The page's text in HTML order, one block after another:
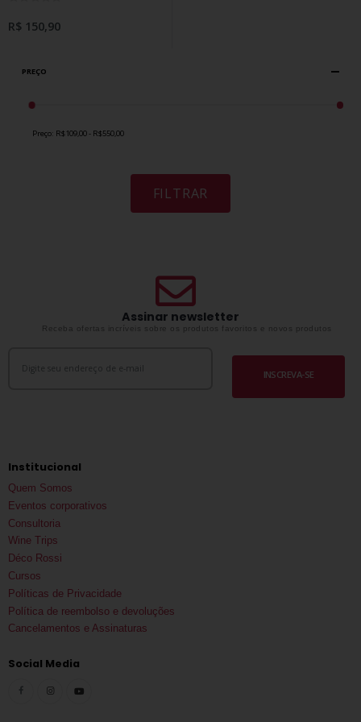
R$ 150,90
PREÇO
Preço: R$109,00 - R$550,00
FILTRAR
Assinar newsletter
Receba ofertas incríveis sobre os produtos favoritos e novos produtos
INSCREVA-SE
Institucional
Quem Somos
Eventos corporativos
Consultoria
Wine Trips
Déco Rossi
Cursos
Políticas de Privacidade
Política de reembolso e devoluções
Cancelamentos e Assinaturas
Social Media